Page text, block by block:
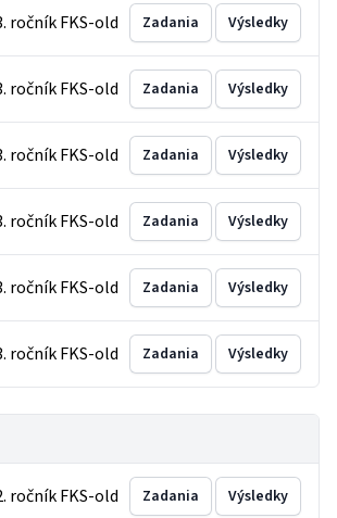
ročník FKS-old Zadania Výsledky
ročník FKS-old Zadania Výsledky
ročník FKS-old Zadania Výsledky
ročník FKS-old Zadania Výsledky
ročník FKS-old Zadania Výsledky
ročník FKS-old Zadania Výsledky
ročník FKS-old Zadania Výsledky